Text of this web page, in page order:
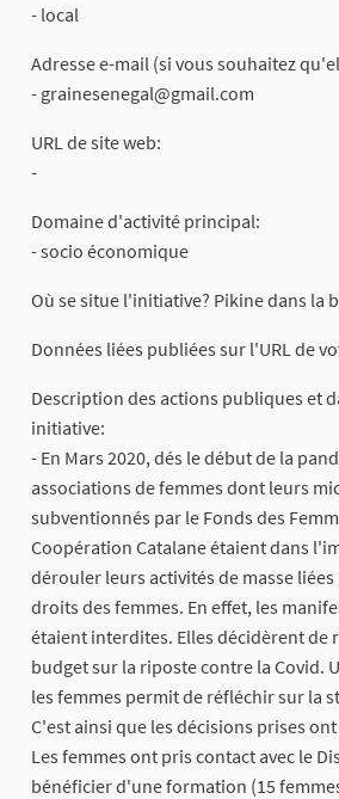
- local
Adresse e-mail (si vous souhaitez
- grainesenegal@gmail.com
URL de site web:
-
Domaine d'activité principal:
- socio économique
Où se situe l'initiative? Pikine dans la
Données liées publiées sur l'URL de
Description des actions publiques et
initiative:
- En Mars 2020, dés le début de la
associations de femmes dont leurs
subventionnés par le Fonds des
Coopération Catalane étaient dans
dérouler leurs activités de masse liées
droits des femmes. En effet, les
étaient interdites. Elles décidèrent de
budget sur la riposte contre la Covid.
les femmes permit de réfléchir sur la
C'est ainsi que les décisions prises
Les femmes ont pris contact avec le
bénéficier d'une formation (15